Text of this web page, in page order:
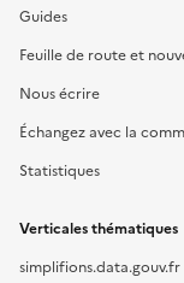
Guides
Feuille de route et
Nous écrire
Échangez avec la
Statistiques
Verticales thématiques
simplifions.data.gouv.fr